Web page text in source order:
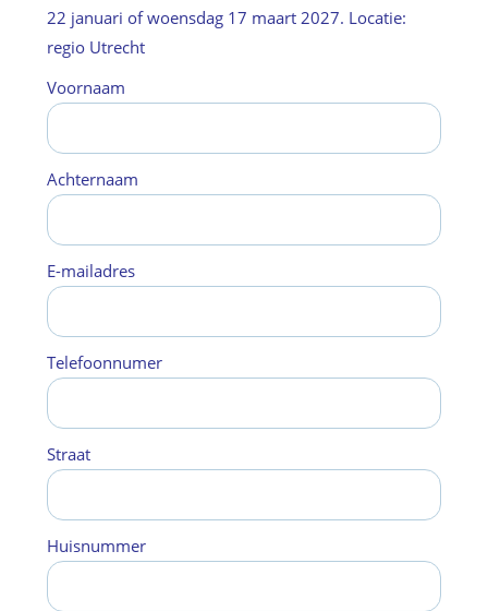
22 januari of woensdag 17 maart 2027. Locatie:
regio Utrecht
Voornaam
Achternaam
E-mailadres
Telefoonnumer
Straat
Huisnummer